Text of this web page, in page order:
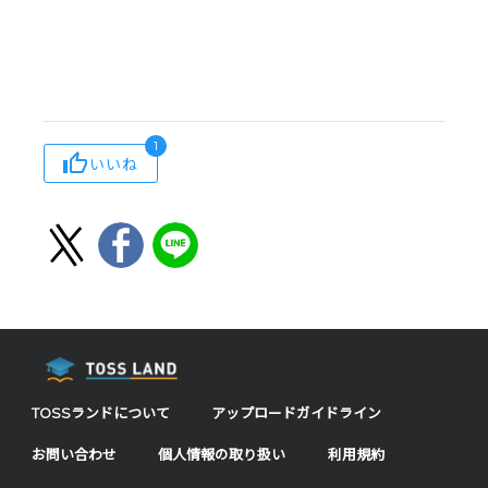
いいね
1
TOSSランドについて アップロードガイドライン
お問い合わせ 個人情報の取り扱い 利用規約